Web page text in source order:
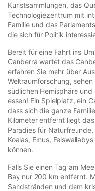
Kunstsammlungen, das
Technologiezentrum mit
Familie und das
die sich für Politik
Bereit für eine Fahrt ins
Canberra wartet das
erfahren Sie mehr über
Weltraumforschung,
südlichen Hemisphäre
essen! Ein Spielplatz, ein
dass sich die ganze
Kilometer entfernt liegt
Paradies für
Koalas, Emus,
können.
Falls Sie einen Tag am
Bay nur 200 km entfernt.
Sandstränden und dem